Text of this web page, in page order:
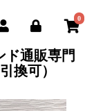
0
ド通販専門
換可）